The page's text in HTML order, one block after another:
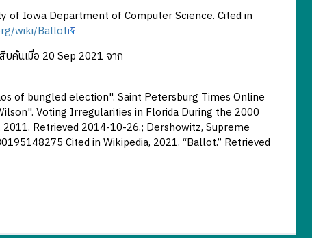
of Iowa Department of Computer Science. Cited in
wiki/Ballot
บค้นเมื่อ 20 Sep 2021 จาก
of bungled election". Saint Petersburg Times Online
Voting Irregularities in Florida During the 2000
Retrieved 2014-10-26.; Dershowitz, Supreme
Cited in Wikipedia, 2021. “Ballot.” Retrieved